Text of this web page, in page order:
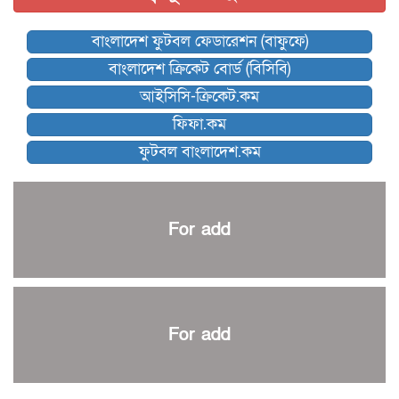
কিংস অ্যারেনায় ফাইনাল খেলবে না মোহামেডান!
কিউট-ডিআরইউ দাবায় মোরসালিন চ্যাম্পিয়ন
ব্রাদার্সকে হারিয়ে ফাইনালে মোহামেডান
নেইমারকে নিয়েই বিশ্বকাপে ব্রাজিলের প্রাথমিক স্কোয়াড
আর্জেন্টিনার ৫৫ সদস্যের প্রাথমিক দল ঘোষণা
পাকিস্তানের বিপক্ষে ঐতিহাসিক জয়ে ক্রীড়া প্রতিমন্ত্রীর অভিনন্দন
শান্ত-মুমিনুলদের ব্যাটে প্রথম দিন বাংলাদেশের
প্রচার বিমুখ এক ক্রীড়া অন্তপ্রাণ সংগঠক
বাংলাদেশ ফুটবল ফেডারেশন (বাফুফে)
বাংলাদেশ ক্রিকেট বোর্ড (বিসিবি)
আইসিসি-ক্রিকেট.কম
ফিফা.কম
ফুটবল বাংলাদেশ.কম
For add
For add